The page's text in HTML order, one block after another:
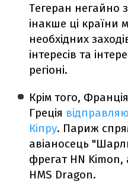
Тегеран негайно
інакше ці країни
необхідних
інтересів та
регіоні.
Крім того,
Греція
Кіпру. Париж
авіаносець
фрегат HN
HMS Dragon.